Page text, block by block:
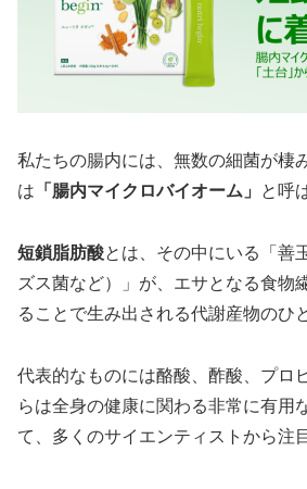
私たちの腸内には、無数の細菌が棲
は 「腸内マイクロバイオーム」 と呼
短鎖脂肪酸とは、その中にいる「善
ズス菌など）」が、エサとなる食物
ることで生み出される代謝産物のひ
代表的なものには酪酸、酢酸、プロ
らは全身の健康に関わる非常に有用
て、多くのサイエンティストから注